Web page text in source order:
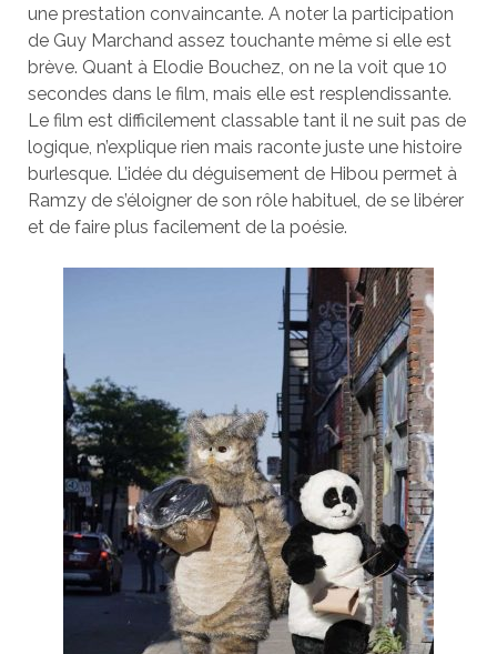
une prestation convaincante. A noter la participation
de Guy Marchand assez touchante même si elle est
brève. Quant à Elodie Bouchez, on ne la voit que 10
secondes dans le film, mais elle est resplendissante.
Le film est difficilement classable tant il ne suit pas de
logique, n’explique rien mais raconte juste une histoire
burlesque. L’idée du déguisement de Hibou permet à
Ramzy de s’éloigner de son rôle habituel, de se libérer
et de faire plus facilement de la poésie.